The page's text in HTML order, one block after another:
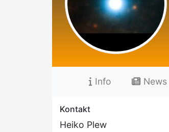
Info News
Kontakt
Heiko Plew